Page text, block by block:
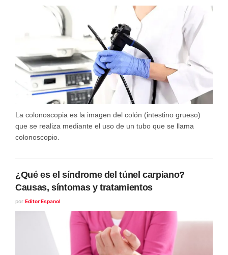
La colonoscopia es la imagen del colón (intestino grueso)
que se realiza mediante el uso de un tubo que se llama
colonoscopio.
¿Qué es el síndrome del túnel carpiano?
Causas, síntomas y tratamientos
por Editor Espanol